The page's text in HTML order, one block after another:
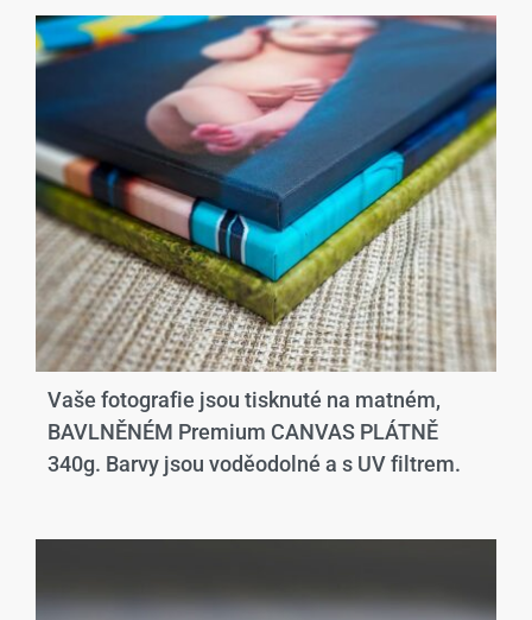
Vaše fotografie jsou tisknuté na matném,
BAVLNĚNÉM Premium CANVAS PLÁTNĚ
340g. Barvy jsou voděodolné a s UV filtrem.